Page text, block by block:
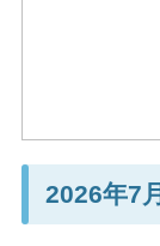
2026年7